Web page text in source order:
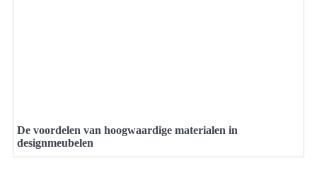
De voordelen van hoogwaardige materialen in
designmeubelen